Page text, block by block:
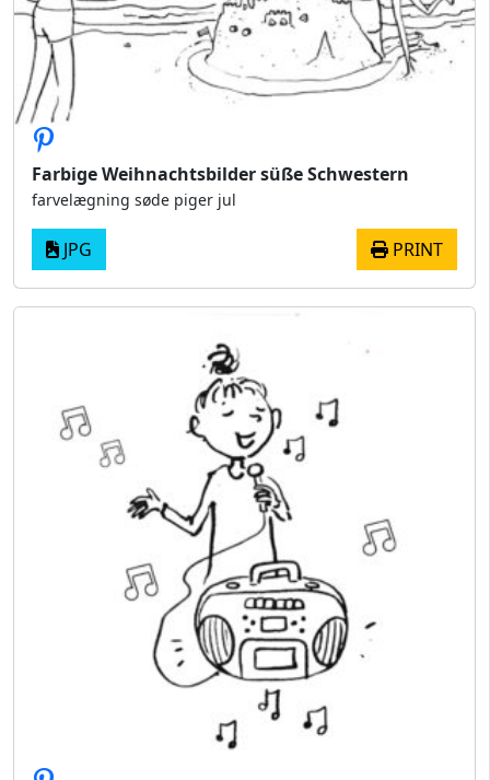
Farbige Weihnachtsbilder süße Schwestern
farvelægning søde piger jul
JPG PRINT